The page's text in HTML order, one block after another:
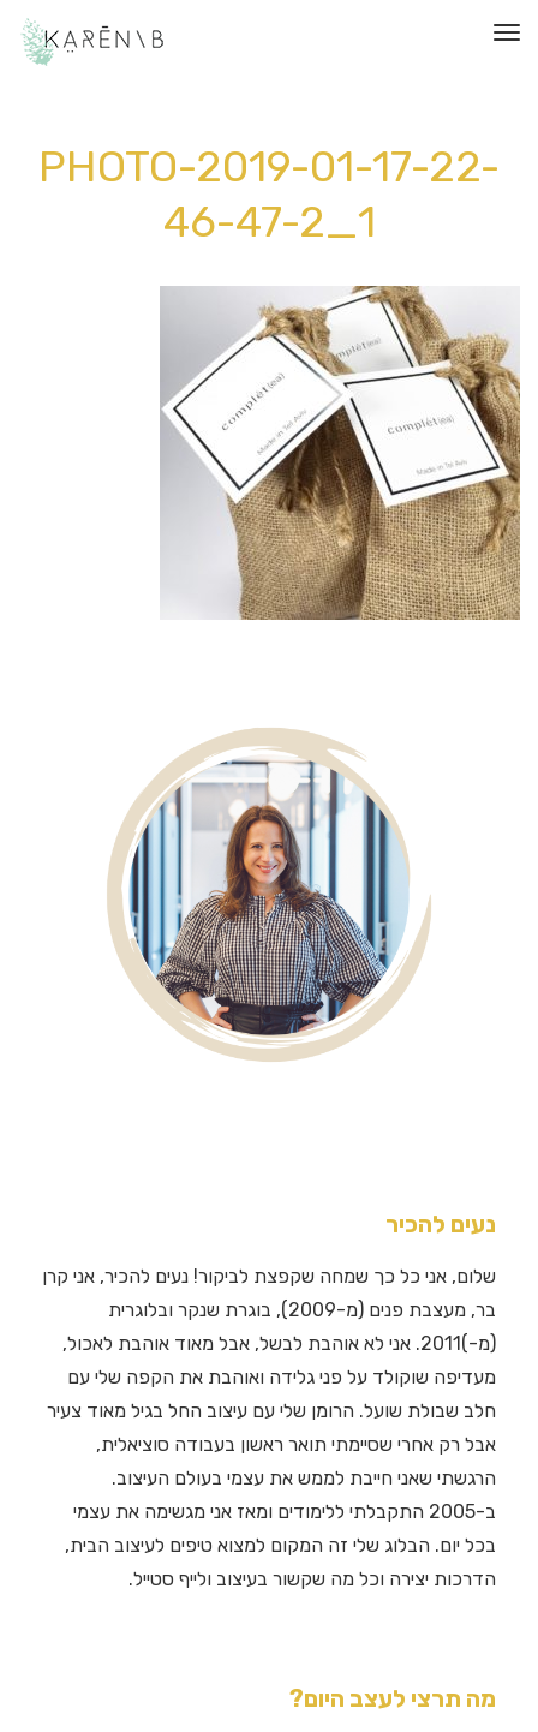
תפריט
PHOTO-2019-01-17-22-
46-47-2_1
נעים להכיר
שלום, אני כל כך שמחה שקפצת לביקור! נעים להכיר, אני קרן
בר, מעצבת פנים (מ-2009), בוגרת שנקר ובלוגרית
(מ-)2011. אני לא אוהבת לבשל, אבל מאוד אוהבת לאכול,
מעדיפה שוקולד על פני גלידה ואוהבת את הקפה שלי עם
חלב שבולת שועל. הרומן שלי עם עיצוב החל בגיל מאוד צעיר
אבל רק אחרי שסיימתי תואר ראשון בעבודה סוציאלית,
הרגשתי שאני חייבת לממש את עצמי בעולם העיצוב.
ב-2005 התקבלתי ללימודים ומאז אני מגשימה את עצמי
בכל יום. הבלוג שלי זה המקום למצוא טיפים לעיצוב הבית,
הדרכות יצירה וכל מה שקשור בעיצוב ולייף סטייל.
מה תרצי לעצב היום?